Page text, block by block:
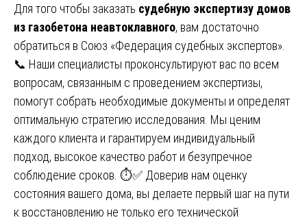
Для того чтобы заказать судебную экспертизу домов
из газобетона неавтоклавного, вам достаточно
обратиться в Союз «Федерация судебных экспертов».
📞 Наши специалисты проконсультируют вас по всем
вопросам, связанным с проведением экспертизы,
помогут собрать необходимые документы и определят
оптимальную стратегию исследования. Мы ценим
каждого клиента и гарантируем индивидуальный
подход, высокое качество работ и безупречное
соблюдение сроков. ⏱️✅ Доверив нам оценку
состояния вашего дома, вы делаете первый шаг на пути
к восстановлению не только его технической